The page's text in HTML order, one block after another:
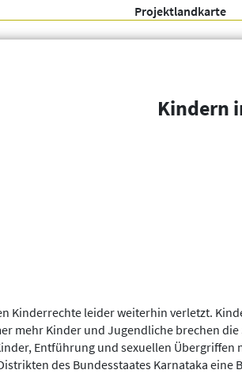
Projektlandkarte
Kindern
Kinderrechte leider weiterhin verletzt.
mehr Kinder und Jugendliche brechen
Entführung und sexuellen
des Bundesstaates Karnataka